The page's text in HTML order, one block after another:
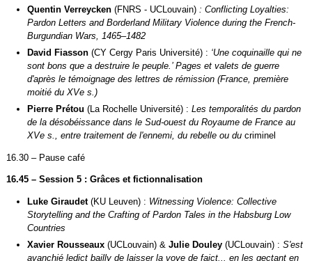
Quentin Verreycken (FNRS - UCLouvain) : Conflicting Loyalties:
Pardon Letters and Borderland Military Violence during the French-
Burgundian Wars, 1465–1482
David Fiasson (CY Cergy Paris Université) : ‘Une coquinaille qui ne
sont bons que a destruire le peuple.’ Pages et valets de guerre
d'après le témoignage des lettres de rémission (France, première
moitié du XVe s.)
Pierre Prétou (La Rochelle Université) : Les temporalités du pardon
de la désobéissance dans le Sud-ouest du Royaume de France au
XVe s., entre traitement de l'ennemi, du rebelle ou du criminel
16.30 – Pause café
16.45 – Session 5 : Grâces et fictionnalisation
Luke Giraudet (KU Leuven) : Witnessing Violence: Collective
Storytelling and the Crafting of Pardon Tales in the Habsburg Low
Countries
Xavier Rousseaux (UCLouvain) & Julie Douley (UCLouvain) : S'est
avanchié ledict bailly de laisser la voye de faict... en les gectant en